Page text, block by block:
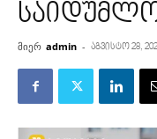
მიერ admin - აგვისტო 28,